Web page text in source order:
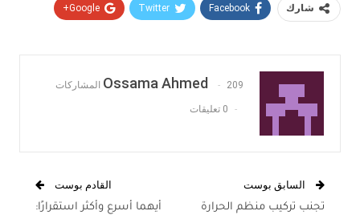
شارك Facebook
Twitter
Google+
Ossama Ahmed 209 المشاركات
0 تعليقات
السابق بوست
تجنب تركيب منظم الحرارة
القادم بوست
أيهما أسرع وأكثر استقرارًا: